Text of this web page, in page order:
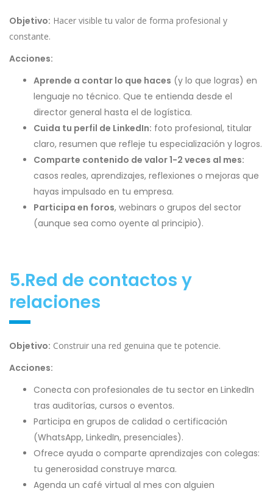
Objetivo: Hacer visible tu valor de forma profesional y
constante.
Acciones:
Aprende a contar lo que haces (y lo que logras) en
lenguaje no técnico. Que te entienda desde el
director general hasta el de logística.
Cuida tu perfil de LinkedIn: foto profesional, titular
claro, resumen que refleje tu especialización y logros.
Comparte contenido de valor 1-2 veces al mes:
casos reales, aprendizajes, reflexiones o mejoras que
hayas impulsado en tu empresa.
Participa en foros, webinars o grupos del sector
(aunque sea como oyente al principio).
5.Red de contactos y
relaciones
Objetivo: Construir una red genuina que te potencie.
Acciones:
Conecta con profesionales de tu sector en LinkedIn
tras auditorías, cursos o eventos.
Participa en grupos de calidad o certificación
(WhatsApp, LinkedIn, presenciales).
Ofrece ayuda o comparte aprendizajes con colegas:
tu generosidad construye marca.
Agenda un café virtual al mes con alguien